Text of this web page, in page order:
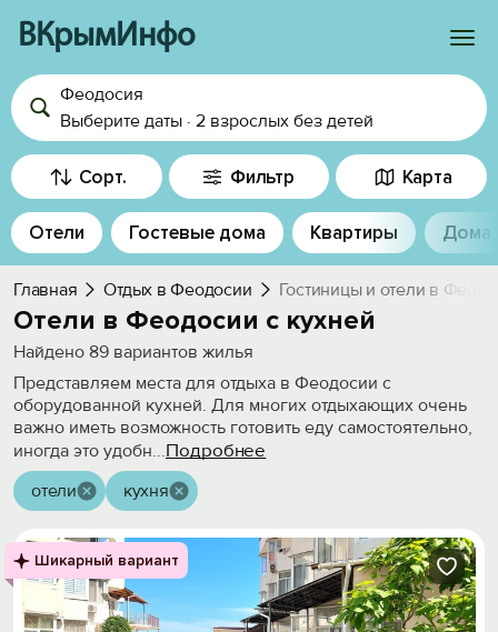
ВКрымИнфо
Войти
Избранное
История просмотра
Добавить свой объект
Феодосия
Выберите даты · 2 взрослых без детей
Сорт. Фильтр Карта
Отели Гостевые дома Квартиры Дома
Главная Отдых в Феодосии Гостиницы и отели в
Отели в Феодосии с кухней
Найдено 89 вариантов жилья
Представляем места для отдыха в Феодосии с
оборудованной кухней. Для многих отдыхающих очень
важно иметь возможность готовить еду самостоятельно,
иногда это удобн...Подробнее
отели кухня
Шикарный вариант